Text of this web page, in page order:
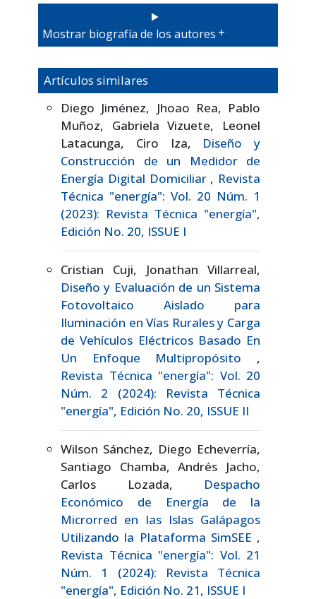
Mostrar biografía de los autores
Artículos similares
Diego Jiménez, Jhoao Rea, Pablo
Muñoz, Gabriela Vizuete, Leonel
Latacunga, Ciro Iza, Diseño y
Construcción de un Medidor de
Energía Digital Domiciliar , Revista
Técnica "energía": Vol. 20 Núm. 1
(2023): Revista Técnica "energía",
Edición No. 20, ISSUE I
Cristian Cuji, Jonathan Villarreal,
Diseño y Evaluación de un Sistema
Fotovoltaico Aislado para
Iluminación en Vías Rurales y Carga
de Vehículos Eléctricos Basado En
Un Enfoque Multipropósito ,
Revista Técnica "energía": Vol. 20
Núm. 2 (2024): Revista Técnica
"energía", Edición No. 20, ISSUE II
Wilson Sánchez, Diego Echeverría,
Santiago Chamba, Andrés Jacho,
Carlos Lozada, Despacho
Económico de Energía de la
Microrred en las Islas Galápagos
Utilizando la Plataforma SimSEE ,
Revista Técnica "energía": Vol. 21
Núm. 1 (2024): Revista Técnica
"energía", Edición No. 21, ISSUE I